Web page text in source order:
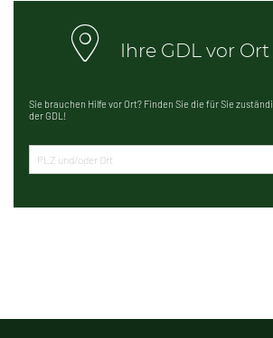
Ihre GDL vor Ort
Sie brauchen Hilfe vor Ort? Finden Sie die für Sie
der GDL!